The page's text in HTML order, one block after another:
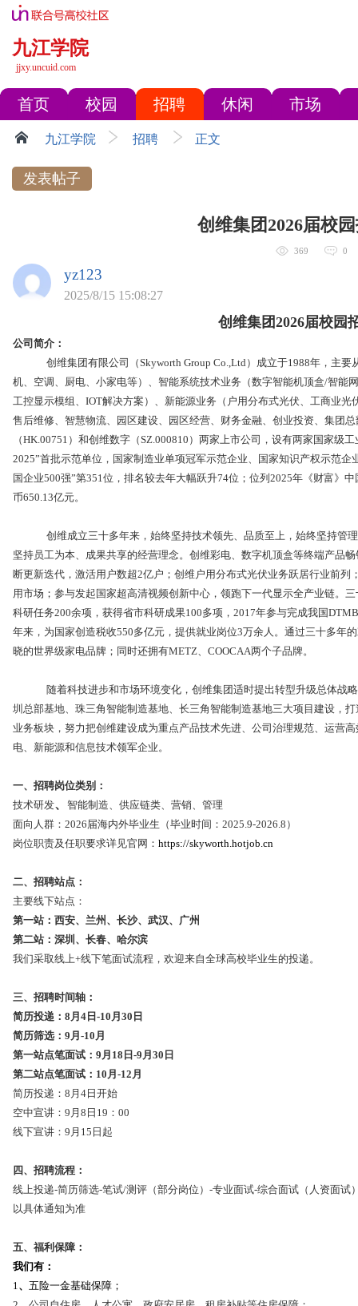
九江学院
jjxy.uncuid.com
首页 校园 招聘 休闲 市场
九江学院 招聘 正文
发表帖子
创维集团2026届校
369 0
yz123
2025/8/15 15:08:27
创维集团2026届校园
公司简介：
创维集团有限公司（Skyworth Group Co.,Ltd）成立于1988年，主要
机、空调、厨电、小家电等）、智能系统技术业务（数字智能机顶盒/智能
工控显示模组、IOT解决方案）、新能源业务（户用分布式光伏、工商业
售后维修、智慧物流、园区建设、园区经营、财务金融、创业投资、集团
（HK.00751）和创维数字（SZ.000810）两家上市公司，设有两家国家级
2025”首批示范单位，国家制造业单项冠军示范企业、国家知识产权示范
国企业500强”第351位，排名较去年大幅跃升74位；位列2025年《财富》
币650.13亿元。
创维成立三十多年来，始终坚持技术领先、品质至上，始终坚持管理
坚持员工为本、成果共享的经营理念。创维彩电、数字机顶盒等终端产品
断更新迭代，激活用户数超2亿户；创维户用分布式光伏业务跃居行业前
用市场；参与发起国家超高清视频创新中心，领跑下一代显示全产业链。
科研任务200余项，获得省市科研成果100多项，2017年参与完成我国
年来，为国家创造税收550多亿元，提供就业岗位3万余人。通过三十多年
晓的世界级家电品牌；同时还拥有METZ、COOCAA两个子品牌。
随着科技进步和市场环境变化，创维集团适时提出转型升级总体战略
圳总部基地、珠三角智能制造基地、长三角智能制造基地三大项目建设，
业务板块，努力把创维建设成为重点产品技术先进、公司治理规范、运营
电、新能源和信息技术领军企业。
一、招聘岗位类别：
技术研发、 智能制造、供应链类、营销、管理
面向人群：2026届海内外毕业生（毕业时间：2025.9-2026.8）
岗位职责及任职要求详见官网： https://skyworth.hotjob.cn
二、招聘站点：
主要线下站点：
第一站：西安、兰州、长沙、武汉、广州
第二站：深圳、长春、哈尔滨
我们采取线上+线下笔面试流程，欢迎来自全球高校毕业生的投递。
三、招聘时间轴：
简历投递：8月 4 日-10 月 30 日
简历筛选：9月-10 月
第一站点笔面试：9月18日-9 月30 日
第二站点笔面试：10 月-12 月
简历投递：8月4日开始
空中宣讲：9月8日19：00
线下宣讲：9月15日起
四、招聘流程：
线上投递-简历筛选-笔试/测评（部分岗位）-专业面试-综合面试（人资面试
以具体通知为准
五、福利保障：
我们有：
1、 五险一金基础保障；